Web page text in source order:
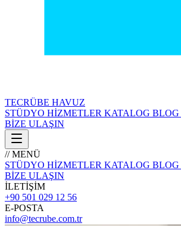
TECRÜBE HAVUZ
STÜDYO HİZMETLER KATALOG BLOG
BİZE ULAŞIN
// MENÜ
STÜDYO HİZMETLER KATALOG BLOG
BİZE ULAŞIN
İLETİŞİM
+90 501 029 12 56
E-POSTA
info@tecrube.com.tr